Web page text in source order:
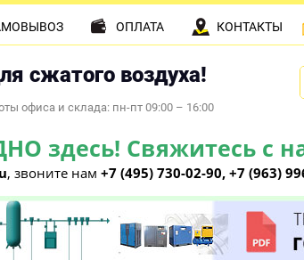
сжатого воздуха!
офиса и склада: пн-пт 09:00 – 16:00
здесь! Свяжитесь с
, звоните нам +7 (495) 730-02-90, +7 (963)
ОПЛАТА КОНТАКТЫ